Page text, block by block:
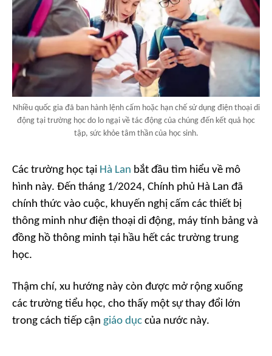
Nhiều quốc gia đã ban hành lệnh cấm hoặc hạn chế sử dụng điện thoại di
động tại trường học do lo ngại về tác động của chúng đến kết quả học
tập, sức khỏe tâm thần của học sinh.
Các trường học tại Hà Lan bắt đầu tìm hiểu về mô
hình này. Đến tháng 1/2024, Chính phủ Hà Lan đã
chính thức vào cuộc, khuyến nghị cấm các thiết bị
thông minh như điện thoại di động, máy tính bảng và
đồng hồ thông minh tại hầu hết các trường trung
học.
Thậm chí, xu hướng này còn được mở rộng xuống
các trường tiểu học, cho thấy một sự thay đổi lớn
trong cách tiếp cận giáo dục của nước này.